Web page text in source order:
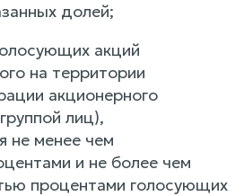
долей;
акций
на территории
акционерного
лиц),
не менее чем
и не более чем
процентами голосующих